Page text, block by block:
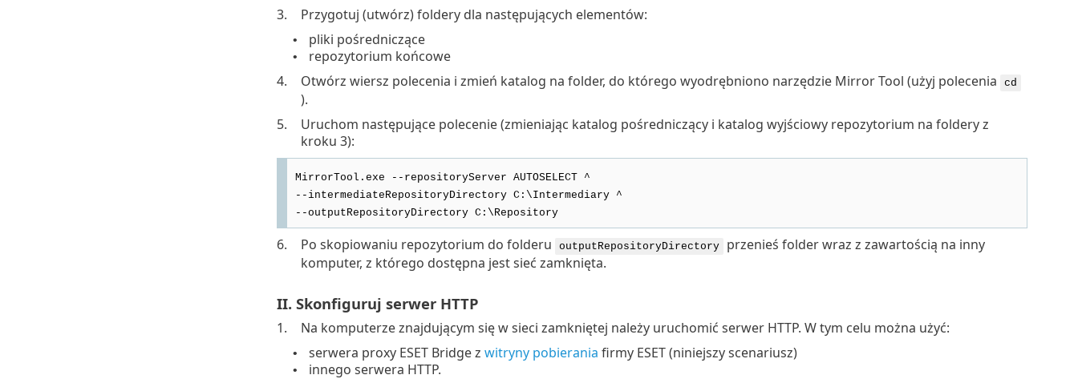
3.
Przygotuj (utwórz) foldery dla następujących elementów:
• pliki pośredniczące
•
repozytorium końcowe
4.
Otwórz wiersz polecenia i zmień katalog na folder, do którego wyodrębniono narzędzie Mirror Tool (użyj polecenia cd
).
5.
Uruchom następujące polecenie (zmieniając katalog pośredniczący i katalog wyjściowy repozytorium na foldery z
kroku 3):
MirrorTool.exe --repositoryServer AUTOSELECT ^
--intermediateRepositoryDirectory C:\Intermediary ^
--outputRepositoryDirectory C:\Repository
6. Po skopiowaniu repozytorium do folderu outputRepositoryDirectory
przenieś folder wraz z zawartością na inny
komputer, z którego dostępna jest sieć zamknięta.
II. Skonfiguruj serwer HTTP
1. Na komputerze znajdującym się w sieci zamkniętej należy uruchomić serwer HTTP. W tym celu można użyć:
• serwera proxy ESET Bridge z witryny pobierania firmy ESET (niniejszy scenariusz)
•
innego serwera HTTP.